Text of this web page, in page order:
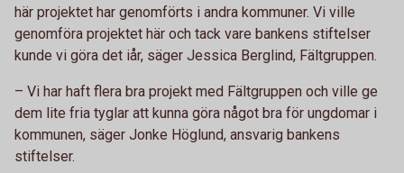
här projektet har genomförts i andra kommuner. Vi ville
genomföra projektet här och tack vare bankens stiftelser
kunde vi göra det iår, säger Jessica Berglind, Fältgruppen.
– Vi har haft flera bra projekt med Fältgruppen och ville ge
dem lite fria tyglar att kunna göra något bra för ungdomar i
kommunen, säger Jonke Höglund, ansvarig bankens
stiftelser.